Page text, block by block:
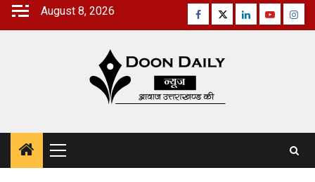
Skip
August 8, 2026 Facebook
TwitterLinkedinYoutube
Primary
Menu